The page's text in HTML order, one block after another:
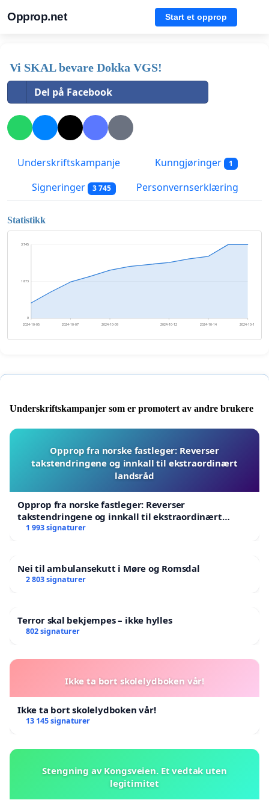
Opprop.net Start et opprop
Vi SKAL bevare Dokka VGS!
Del på Facebook
Underskriftskampanje Kunngjøringer 1
Signeringer 3 745 Personvernserklæring
Statistikk
0
1 873
3 745
2024-10-05 2024-10-07 2024-10-09 2024-10-12 2024-10-14 2024-10-16
Underskriftskampanjer som er promotert av andre brukere
Opprop fra norske fastleger: Reverser
takstendringene og innkall til ekstraordinært
landsråd
Opprop fra norske fastleger: Reverser
takstendringene og innkall til ekstraordinært
landsråd
1 993 signaturer
Nei til ambulansekutt i Møre og Romsdal
2 803 signaturer
Terror skal bekjempes – ikke hylles
802 signaturer
Ikke ta bort skolelydboken vår!
Ikke ta bort skolelydboken vår!
13 145 signaturer
Stengning av Kongsveien. Et vedtak uten
legitimitet